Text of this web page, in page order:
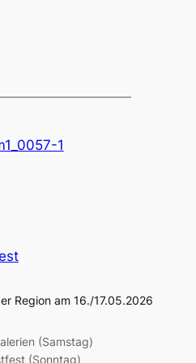
1
Region am 16./17.05.2026
(Samstag)
(Sonntag)